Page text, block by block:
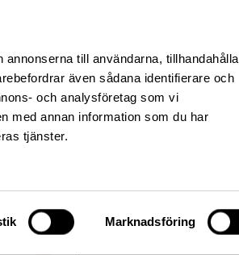
till användarna, tillhandahålla
även sådana identifierare och
och analysföretag som vi
med annan information som du har
tjänster.
Marknadsföring
a Swede